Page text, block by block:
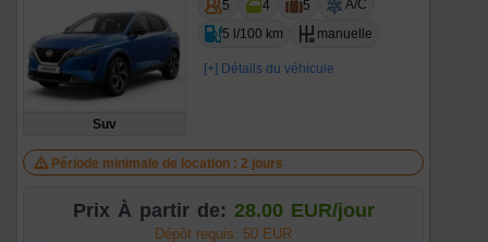
Suv
5 4 5
A/C
5 l/100 km
manuelle
[+] Détails du véhicule
Période minimale de location : 2 jours
Prix À partir de: 28.00 EUR/jour
Dépôt requis: 50 EUR